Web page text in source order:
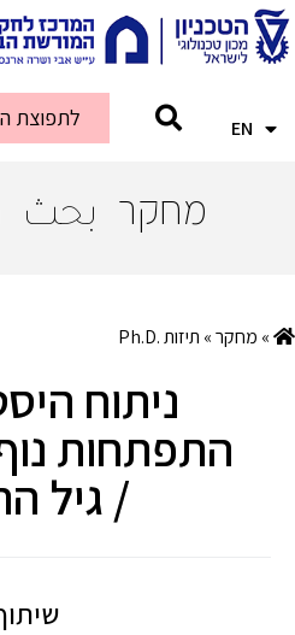
EN
AR לתפוצת
מחקר بحث
» מחקר» תיזות .Ph.D
ניתוח
התפתחות
/ גיל